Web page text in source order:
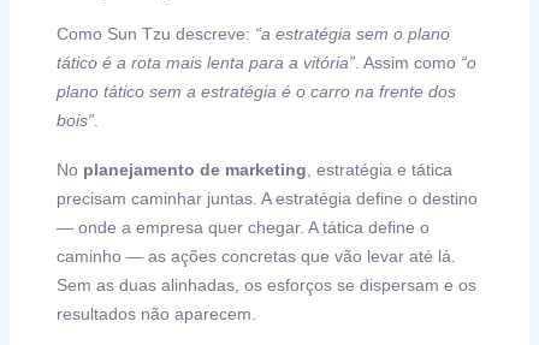
Como Sun Tzu descreve: “a estratégia sem o plano
tático é a rota mais lenta para a vitória” . Assim como “o
plano tático sem a estratégia é o carro na frente dos
bois”
No planejamento de marketing , estratégia e tática
precisam caminhar juntas. A estratégia define o destino
— onde a empresa quer chegar. A tática define o
caminho — as ações concretas que vão levar até lá.
Sem as duas alinhadas, os esforços se dispersam e os
resultados não aparecem.